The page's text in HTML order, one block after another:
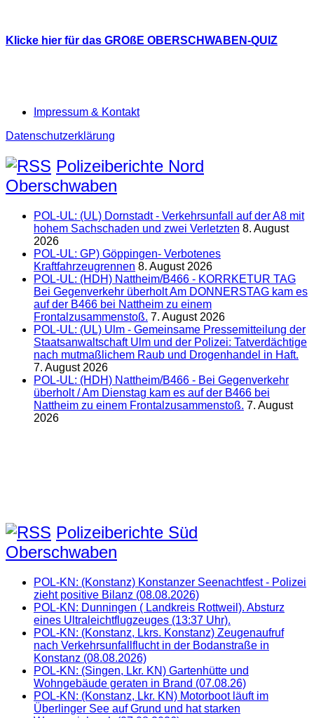
Klicke hier für das GROßE OBERSCHWABEN-QUIZ
Impressum & Kontakt
Datenschutzerklärung
Polizeiberichte Nord
Oberschwaben
POL-UL: (UL) Dornstadt - Verkehrsunfall auf der A8 mit
hohem Sachschaden und zwei Verletzten 8. August
2026
POL-UL: GP) Göppingen- Verbotenes
Kraftfahrzeugrennen 8. August 2026
POL-UL: (HDH) Nattheim/B466 - KORRKETUR TAG
Bei Gegenverkehr überholt Am DONNERSTAG kam es
auf der B466 bei Nattheim zu einem
Frontalzusammenstoß. 7. August 2026
POL-UL: (UL) Ulm - Gemeinsame Pressemitteilung der
Staatsanwaltschaft Ulm und der Polizei: Tatverdächtige
nach mutmaßlichem Raub und Drogenhandel in Haft.
7. August 2026
POL-UL: (HDH) Nattheim/B466 - Bei Gegenverkehr
überholt / Am Dienstag kam es auf der B466 bei
Nattheim zu einem Frontalzusammenstoß. 7. August
2026
Polizeiberichte Süd
Oberschwaben
POL-KN: (Konstanz) Konstanzer Seenachtfest - Polizei
zieht positive Bilanz (08.08.2026)
POL-KN: Dunningen ( Landkreis Rottweil). Absturz
eines Ultraleichtflugzeuges (13:37 Uhr).
POL-KN: (Konstanz, Lkrs. Konstanz) Zeugenaufruf
nach Verkehrsunfallflucht in der Bodanstraße in
Konstanz (08.08.2026)
POL-KN: (Singen, Lkr. KN) Gartenhütte und
Wohngebäude geraten in Brand (07.08.26)
POL-KN: (Konstanz, Lkr. KN) Motorboot läuft im
Überlinger See auf Grund und hat starken